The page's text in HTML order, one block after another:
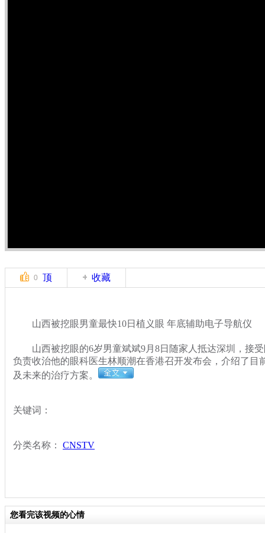
0 顶 收藏
山西被挖眼男童最快10日植义眼 年底辅助电子导航仪
山西被挖眼的6岁男童斌斌9月8日随家人抵达深圳，接受
负责收治他的眼科医生林顺潮在香港召开发布会，介绍了目
及未来的治疗方案。
关键词：
分类名称： CNSTV
您看完该视频的心情